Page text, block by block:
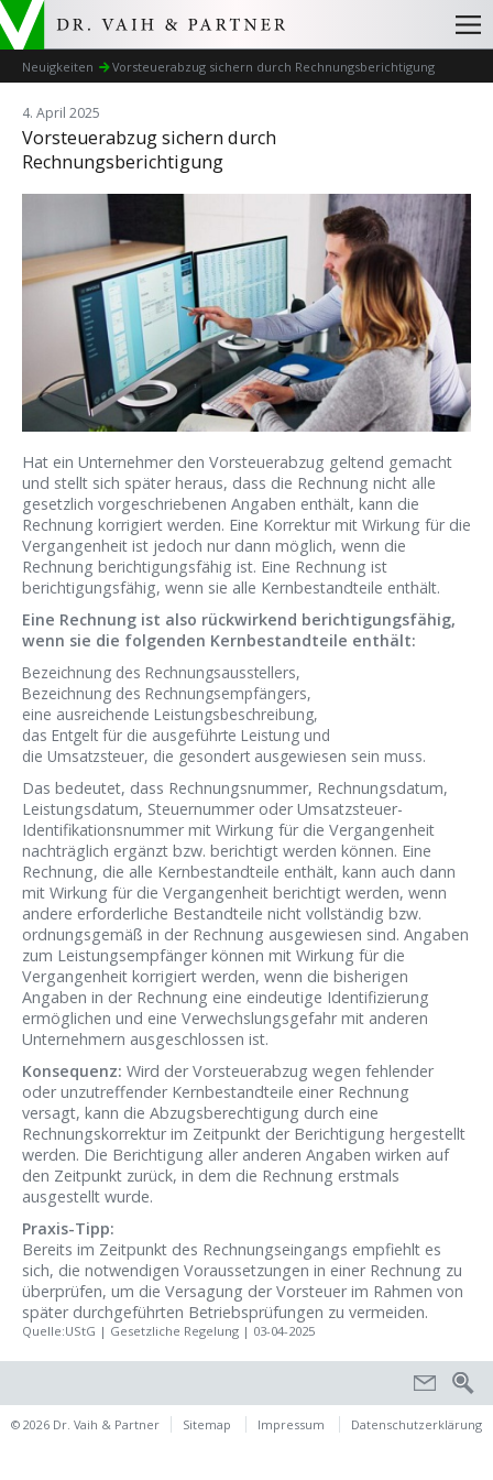
Neuigkeiten Vorsteuerabzug sichern durch Rechnungsberichtigung
4. April 2025
Vorsteuerabzug sichern durch
Rechnungsberichtigung
Hat ein Unternehmer den Vorsteuerabzug geltend gemacht
und stellt sich später heraus, dass die Rechnung nicht alle
gesetzlich vorgeschriebenen Angaben enthält, kann die
Rechnung korrigiert werden. Eine Korrektur mit Wirkung für die
Vergangenheit ist jedoch nur dann möglich, wenn die
Rechnung berichtigungsfähig ist. Eine Rechnung ist
berichtigungsfähig, wenn sie alle Kernbestandteile enthält.
Eine Rechnung ist also rückwirkend berichtigungsfähig,
wenn sie die folgenden Kernbestandteile enthält:
Bezeichnung des Rechnungsausstellers,
Bezeichnung des Rechnungsempfängers,
eine ausreichende Leistungsbeschreibung,
das Entgelt für die ausgeführte Leistung und
die Umsatzsteuer, die gesondert ausgewiesen sein muss.
Das bedeutet, dass Rechnungsnummer, Rechnungsdatum,
Leistungsdatum, Steuernummer oder Umsatzsteuer-
Identifikationsnummer mit Wirkung für die Vergangenheit
nachträglich ergänzt bzw. berichtigt werden können. Eine
Rechnung, die alle Kernbestandteile enthält, kann auch dann
mit Wirkung für die Vergangenheit berichtigt werden, wenn
andere erforderliche Bestandteile nicht vollständig bzw.
ordnungsgemäß in der Rechnung ausgewiesen sind. Angaben
zum Leistungsempfänger können mit Wirkung für die
Vergangenheit korrigiert werden, wenn die bisherigen
Angaben in der Rechnung eine eindeutige Identifizierung
ermöglichen und eine Verwechslungsgefahr mit anderen
Unternehmern ausgeschlossen ist.
Konsequenz: Wird der Vorsteuerabzug wegen fehlender
oder unzutreffender Kernbestandteile einer Rechnung
versagt, kann die Abzugsberechtigung durch eine
Rechnungskorrektur im Zeitpunkt der Berichtigung hergestellt
werden. Die Berichtigung aller anderen Angaben wirken auf
den Zeitpunkt zurück, in dem die Rechnung erstmals
ausgestellt wurde.
Praxis-Tipp:
Bereits im Zeitpunkt des Rechnungseingangs empfiehlt es
sich, die notwendigen Voraussetzungen in einer Rechnung zu
überprüfen, um die Versagung der Vorsteuer im Rahmen von
später durchgeführten Betriebsprüfungen zu vermeiden.
Quelle:UStG | Gesetzliche Regelung | 03-04-2025
© 2026 Dr. Vaih & Partner Sitemap Impressum Datenschutzerklärung